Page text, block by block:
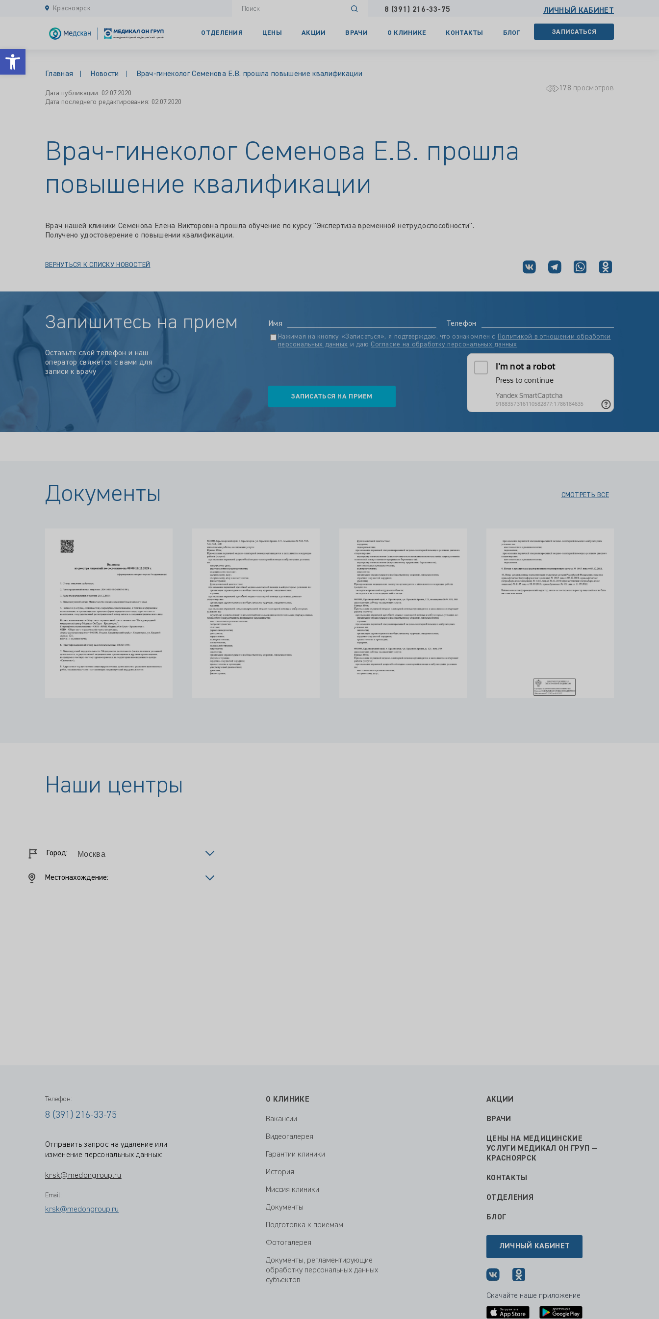
Открыть панель инструментов
Красноярск 8 (391) 216-33-75 ЛИЧНЫЙ КАБИНЕТ
ОТДЕЛЕНИЯ ЦЕНЫ АКЦИИ ВРАЧИ О КЛИНИКЕ КОНТАКТЫ БЛОГ ЗАПИСАТЬСЯ
Главная Новости Врач-гинеколог Семенова Е.В. прошла повышение квалификации
Дата публикации: 02.07.2020
Дата последнего редактирования: 02.07.2020
178 просмотров
Врач-гинеколог Семенова Е.В. прошла
повышение квалификации
Врач нашей клиники Семенова Елена Викторовна прошла обучение по курсу "Экспертиза временной нетрудоспособности".
Получено удостоверение о повышении квалификации.
ВЕРНУТЬСЯ К СПИСКУ НОВОСТЕЙ
Запишитесь на прием
Оставьте свой телефон и наш
оператор свяжется с вами для
записи к врачу
Имя Телефон
Нажимая на кнопку «Записаться», я подтверждаю, что ознакомлен с
Политикой в отношении обработки
персональных данных и даю Согласие на обработку персональных данных
Документы СМОТРЕТЬ ВСЕ
Наши центры
Город:
Местонахождение:
Телефон:
8 (391) 216-33-75
Отправить запрос на удаление или
изменение персональных данных:
krsk@medongroup.ru
Email:
krsk@medongroup.ru
О КЛИНИКЕ
Вакансии
Видеогалерея
Гарантии клиники
История
Миссия клиники
Документы
Подготовка к приемам
Фотогалерея
Документы, регламентирующие
обработку персональных данных
субъектов
АКЦИИ
ВРАЧИ
ЦЕНЫ НА МЕДИЦИНСКИЕ
УСЛУГИ МЕДИКАЛ ОН ГРУП —
КРАСНОЯРСК
КОНТАКТЫ
ОТДЕЛЕНИЯ
БЛОГ
ЛИЧНЫЙ КАБИНЕТ
Скачайте наше приложение